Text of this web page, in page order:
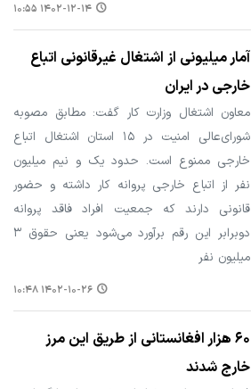
۱۴۰۲-۱۲-۱۴ ۱۰:۵۵
آمار میلیونی از اشتغال غیرقانونی اتباع
خارجی در ایران
معاون اشتغال وزارت کار گفت: مطابق مصوبه
شورای‌عالی امنیت در ۱۵ استان اشتغال اتباع
خارجی ممنوع است. حدود یک و نیم میلیون
نفر از اتباع خارجی پروانه کار داشته و حضور
قانونی دارند که جمعیت افراد فاقد پروانه
دوبرابر این رقم برآورد می‌شود یعنی حقوق ۳
میلیون نفر
۱۴۰۲-۱۰-۲۶ ۱۰:۴۸
۶۰ هزار افغانستانی از طریق این مرز
خارج شدند